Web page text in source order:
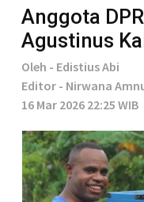
Anggota
Agustinus
Oleh - Edistius Abi
Editor - Nirwana
16 Mar 2026 22:25 WIB